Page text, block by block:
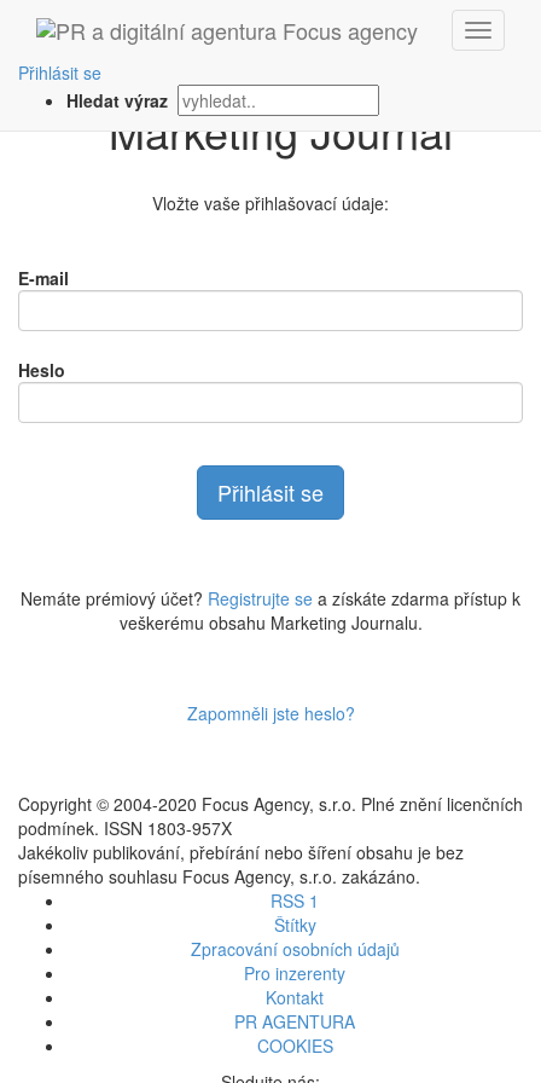
Přihlásit se
Hledat výrazPřihlášení na
Vložte vaše přihlašovací údaje:
E-mail
Heslo
Nemáte prémiový účet? Registrujte se a získáte zdarma přístup k
veškerému obsahu Marketing Journalu.
Zapomněli jste heslo?
Copyright © 2004-2020 Focus Agency, s.r.o. Plné znění licenčních
podmínek. ISSN 1803-957X
Jakékoliv publikování, přebírání nebo šíření obsahu je bez
písemného souhlasu Focus Agency, s.r.o. zakázáno.
RSS 1
Štítky
Zpracování osobních údajů
Pro inzerenty
Kontakt
PR AGENTURA
COOKIES